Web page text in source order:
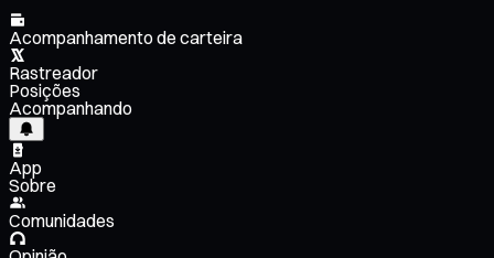
Acompanhamento de carteira
Rastreador
Posições
Acompanhando
App
Sobre
Comunidades